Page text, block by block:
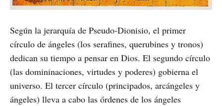
Según la jerarquía de Pseudo-Dionisio, el primer
círculo de ángeles (los serafines, querubines y tronos)
dedican su tiempo a pensar en Dios. El segundo círculo
(las domininaciones, virtudes y poderes) gobierna el
universo. El tercer círculo (principados, arcángeles y
ángeles) lleva a cabo las órdenes de los ángeles